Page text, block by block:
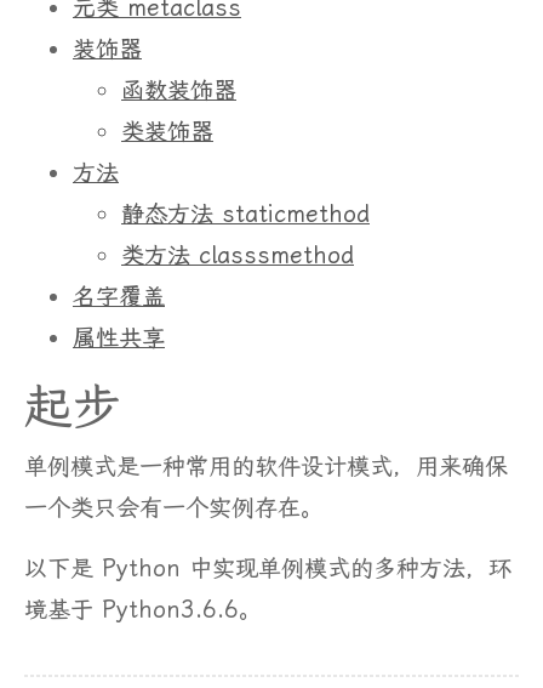
元类 metaclass
装饰器
函数装饰器
类装饰器
方法
静态方法 staticmethod
类方法 classsmethod
名字覆盖
属性共享
起步
单例模式是一种常用的软件设计模式，用来确保
一个类只会有一个实例存在。
以下是 Python 中实现单例模式的多种方法，环
境基于 Python3.6.6。